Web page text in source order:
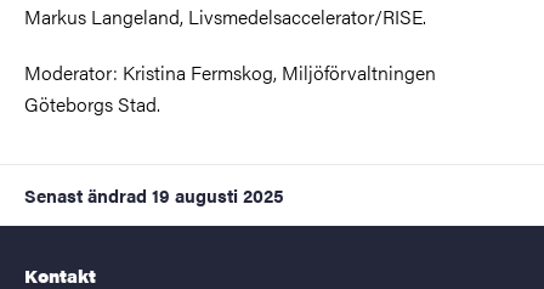
Markus Langeland, Livsmedelsaccelerator/RISE.
Moderator: Kristina Fermskog, Miljöförvaltningen
Göteborgs Stad.
Senast ändrad 19 augusti 2025
Kontakt